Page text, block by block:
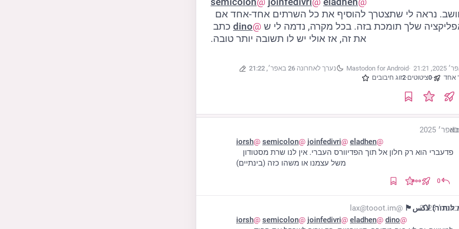
שלך תומכת בזה. בכל מקרה, נדמה לי ש @
dino
את זה, אז אולי יש לו תשובה יותר טובה.
Mastodon for Android נערך לאחרונה 26 באפר׳, 21:22
אחד ·
0ציטוטים·
2זוג חיבובים
@
iorsh @
semicolon @
joinfedivri @
eladhen
משל עצמנו או משהו כזה (בינתיים)
0
לותור) لاكس🏴 @lax@tooot.im
@
iorsh @
semicolon @
joinfedivri @
eladhen @
dino